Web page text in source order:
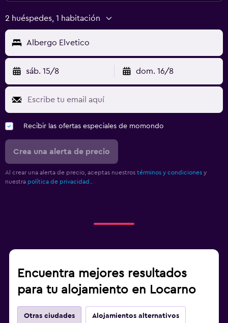
2 huéspedes, 1 habitación
Albergo Elvetico
sáb. 15/8 dom. 16/8
Recibir las ofertas especiales de momondo
Crea una alerta de precio
Al crear una alerta de precio, aceptas nuestros términos y condiciones y
nuestra política de privacidad.
Encuentra mejores resultados
para tu alojamiento en Locarno
Otras ciudades Alojamientos alternativos